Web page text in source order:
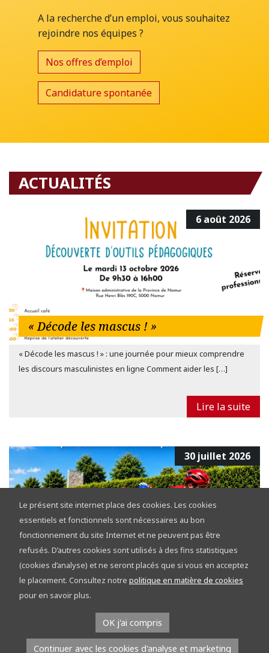
A la recherche d’un emploi, vous souhaitez
rejoindre nos équipes ?
Nos offres d’emploi
Candidature spontanée
ACTUALITÉS
6 août 2026
« Décode les mascus ! »
« Décode les mascus ! » : une journée pour mieux comprendre
les discours masculinistes en ligne Comment aider les […]
Lire la suite
30 juillet 2026
Tour de la Province de Namur 2026 :
découvrez le réseau points-nœuds sur les
étapes
À l’occasion du Tour de la Province de Namur, l’équipe du réseau
points-nœuds part à la rencontre du public. Du […]
Le présent site internet place des cookies. Les cookies
essentiels et fonctionnels sont nécessaires au bon
fonctionnement du site Internet et ne peuvent pas être
refusés. D’autres cookies sont utilisés à des fins statistiques
(cookies d’analyse) et ne seront placés que si vous en acceptez
le placement. Consultez notre politique en matière de cookies
pour en savoir plus.
OK j'ai compris
Continuer avec les cookies d'analyse et marketing